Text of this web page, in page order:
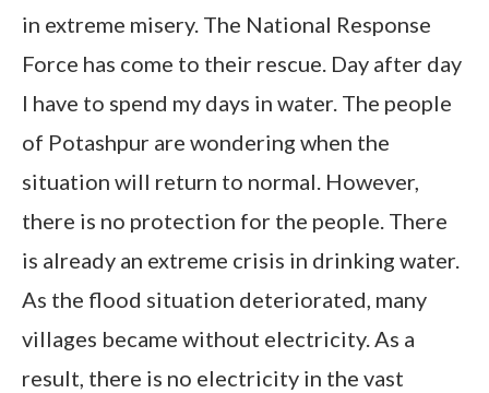
in extreme misery. The National Response
Force has come to their rescue. Day after day
I have to spend my days in water. The people
of Potashpur are wondering when the
situation will return to normal. However,
there is no protection for the people. There
is already an extreme crisis in drinking water.
As the flood situation deteriorated, many
villages became without electricity. As a
result, there is no electricity in the vast